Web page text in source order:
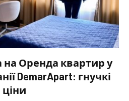
на Оренда квартир у
DemarApart: гнучкі
ціни